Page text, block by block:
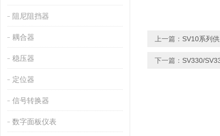
阻尼阻挡器
耦合器
稳压器
定位器
信号转换器
数字面板仪表
上一篇： SV10系列
下一篇： SV330/